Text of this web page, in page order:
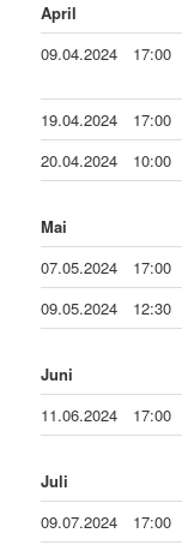
April
09.04.2024
17:00
19.04.2024
17:00
20.04.2024
10:00
Mai
07.05.2024
17:00
09.05.2024
12:30
Juni
11.06.2024
17:00
Juli
09.07.2024
17:00